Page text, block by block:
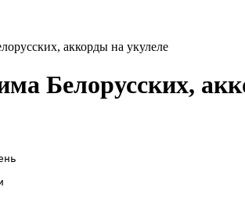
аккорды на укулеле
Белорусских,